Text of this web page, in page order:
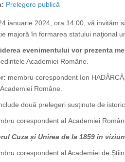
Prelegere publică
ianuarie 2024, ora 14.00, vă invităm
majoră în formarea statului naţional
evenimentului vor prezenta
Academiei Române.
membru corespondent Ion
Române.
două prelegeri susținute de
corespondent al Academiei
Cuza și Unirea de la 1859 în
corespondent al Academiei de